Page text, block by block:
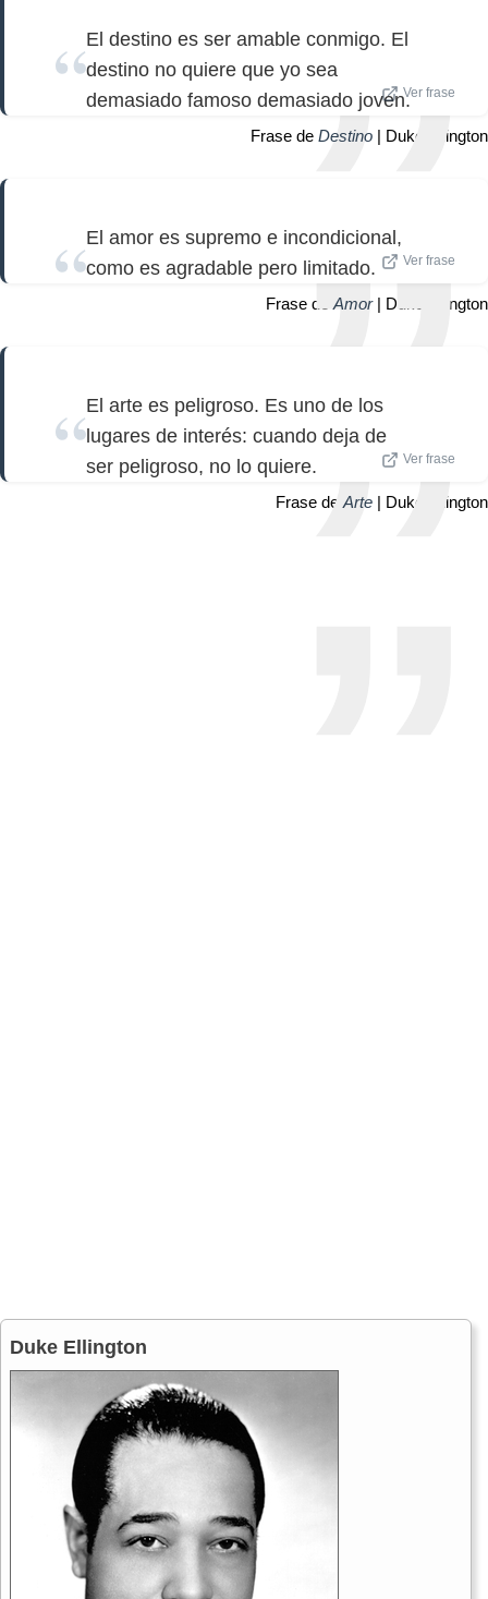
El destino es ser amable conmigo. El
destino no quiere que yo sea
demasiado famoso demasiado joven.Ver frase
Frase de Destino | Duke Ellington
El amor es supremo e incondicional,
como es agradable pero limitado.
Ver frase
Frase de Amor| Duke Ellington
El arte es peligroso. Es uno de los
lugares de interés: cuando deja de
ser peligroso, no lo quiere.
Ver frase
Frase de Arte | Duke Ellington
Duke Ellington